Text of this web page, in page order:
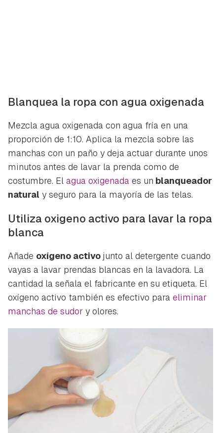
Blanquea la ropa con agua oxigenada
Mezcla agua oxigenada con agua fría en una
proporción de 1:10. Aplica la mezcla sobre las
manchas con un paño y deja actuar durante unos
minutos antes de lavar la prenda como de
costumbre. El agua oxigenada es un blanqueador
natural y seguro para la mayoría de las telas.
Utiliza oxigeno activo para lavar la ropa
blanca
Añade oxígeno activo junto al detergente cuando
vayas a lavar prendas blancas en la lavadora. La
cantidad la señala el fabricante en su etiqueta. El
oxígeno activo también es efectivo para eliminar
manchas de sudor y olores.